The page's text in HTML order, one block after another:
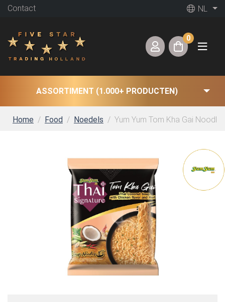
Contact NL
0
ASSORTIMENT (1.000+ PRODUCTEN)
Home Food Noedels Yum Yum Tom Kha Gai